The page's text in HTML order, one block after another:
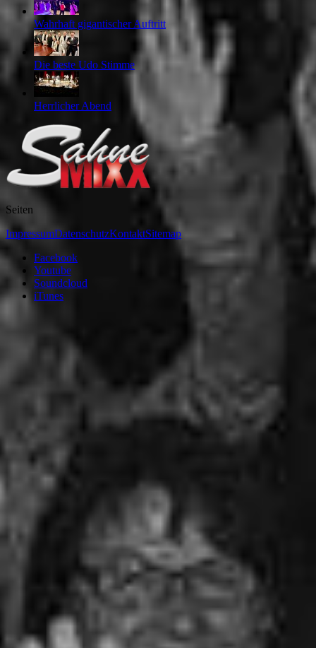
Wahrhaft gigantischer Auftritt
Die beste Udo Stimme
Herrlicher Abend
Seiten
ImpressumDatenschutzKontaktSitemap
Facebook
Youtube
Soundcloud
iTunes